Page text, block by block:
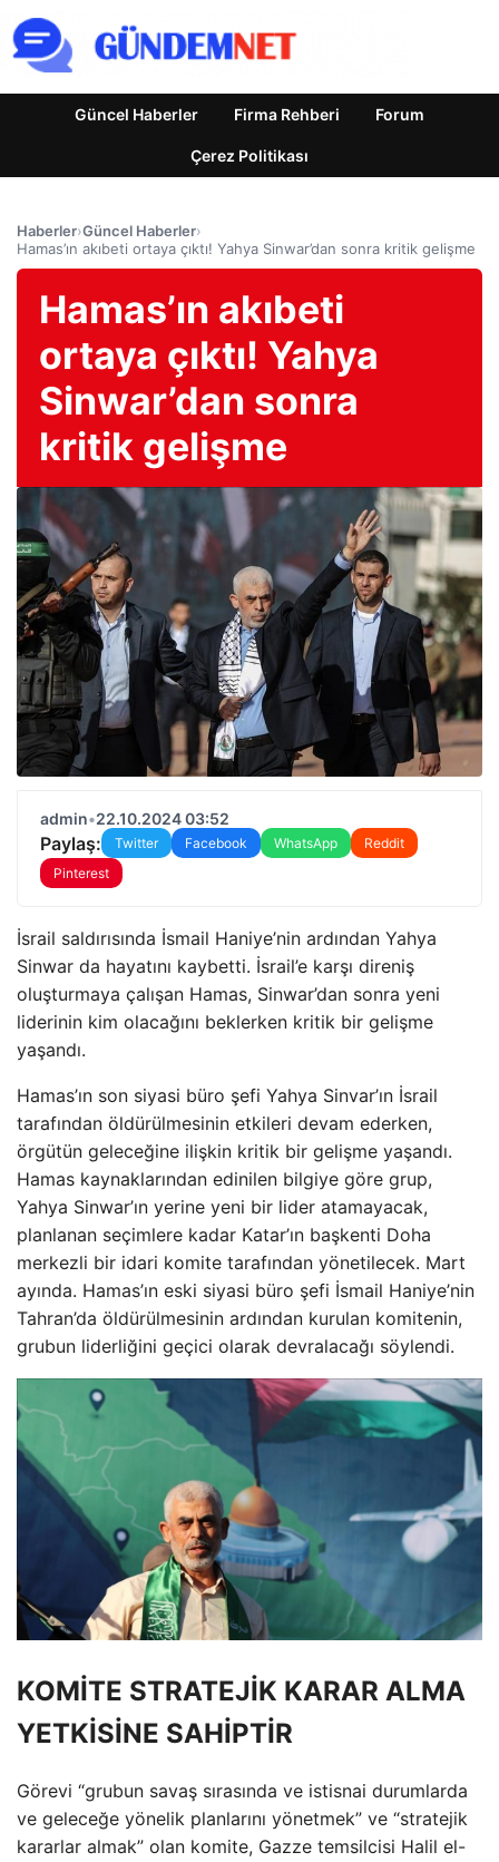
Güncel Haberler Firma Rehberi Forum
Çerez Politikası
Haberler›Güncel Haberler›
Hamas’ın akıbeti ortaya çıktı! Yahya Sinwar’dan sonra kritik gelişme
Hamas’ın akıbeti
ortaya çıktı! Yahya
Sinwar’dan sonra
kritik gelişme
admin•22.10.2024 03:52
Paylaş: Twitter Facebook WhatsApp
Reddit
Pinterest
İsrail saldırısında İsmail Haniye’nin ardından Yahya
Sinwar da hayatını kaybetti. İsrail’e karşı direniş
oluşturmaya çalışan Hamas, Sinwar’dan sonra yeni
liderinin kim olacağını beklerken kritik bir gelişme
yaşandı.
Hamas’ın son siyasi büro şefi Yahya Sinvar’ın İsrail
tarafından öldürülmesinin etkileri devam ederken,
örgütün geleceğine ilişkin kritik bir gelişme yaşandı.
Hamas kaynaklarından edinilen bilgiye göre grup,
Yahya Sinwar’ın yerine yeni bir lider atamayacak,
planlanan seçimlere kadar Katar’ın başkenti Doha
merkezli bir idari komite tarafından yönetilecek. Mart
ayında. Hamas’ın eski siyasi büro şefi İsmail Haniye’nin
Tahran’da öldürülmesinin ardından kurulan komitenin,
grubun liderliğini geçici olarak devralacağı söylendi.
KOMİTE STRATEJİK KARAR ALMA
YETKİSİNE SAHİPTİR
Görevi “grubun savaş sırasında ve istisnai durumlarda
ve geleceğe yönelik planlarını yönetmek” ve “stratejik
kararlar almak” olan komite, Gazze temsilcisi Halil el-